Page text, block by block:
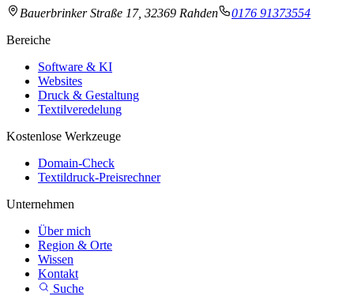
Bauerbrinker Straße 17, 32369 Rahden
0176 91373554
Bereiche
Software & KI
Websites
Druck & Gestaltung
Textilveredelung
Kostenlose Werkzeuge
Domain-Check
Textildruck-Preisrechner
Unternehmen
Über mich
Region & Orte
Wissen
Kontakt
Suche